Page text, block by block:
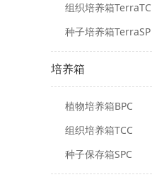
组织培养箱TerraTC
种子培养箱TerraSP
培养箱
植物培养箱BPC
组织培养箱TCC
种子保存箱SPC